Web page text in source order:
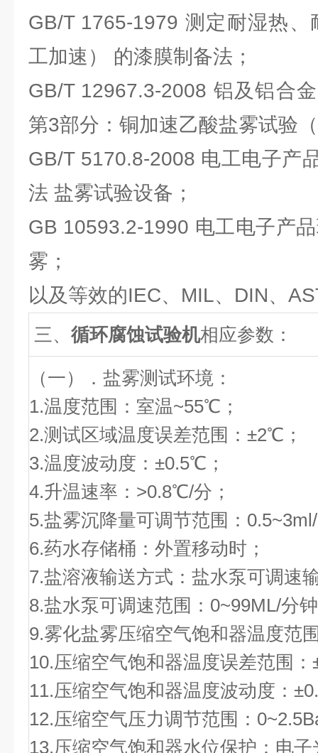
GB/T 1765-1979 测定耐湿热
工加速） 的漆膜制备法；
GB/T 12967.3-2008 铝及铝合
第3部分：铜加速乙酸盐雾试验
GB/T 5170.8-2008 电工电子产
法 盐雾试验设备；
GB 10593.2-1990 电工电子产
雾；
以及等效的IEC、MIL、DIN、
三、 循环腐蚀试验机相应参数：
（一）．盐雾测试环境：
1.温度范围：室温~55℃；
2.测试区域温度误差范围：±2℃；
3.温度波动度：±0.5℃；
4.升温速率：>0.8℃/分；
5.盐雾沉降量可调节范围：
6.药水存储桶：外置移动时；
7.盐溶液输送方式：盐水泵可调速
8.盐水泵可调速范围：0~99ML/分
9.雾化盐雾压缩空气饱和器温度范
10.压缩空气饱和器温度误差范围
11.压缩空气饱和器温度波动度：
12.压缩空气压力调节范围：
13.压缩空气饱和器水位保护：电